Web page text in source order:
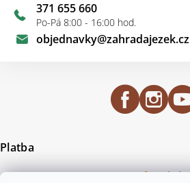
objednavky@zahradajezek.cz
371 655 660
Po-Pá 8:00 - 16:00 hod.
Platba